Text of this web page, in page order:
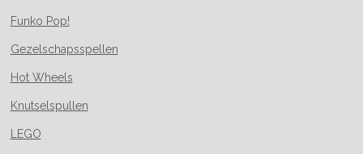
Funko Pop!
Gezelschapsspellen
Hot Wheels
Knutselspullen
LEGO